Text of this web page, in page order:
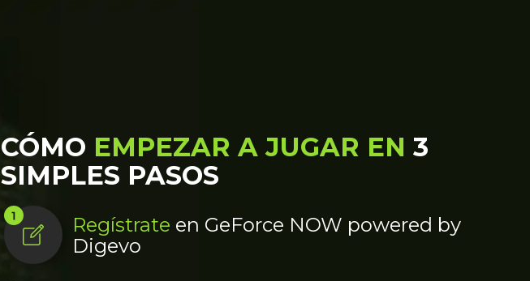
CÓMO EMPEZAR A JUGAR EN 3
SIMPLES PASOS
Regístrate en GeForce NOW powered by
Digevo